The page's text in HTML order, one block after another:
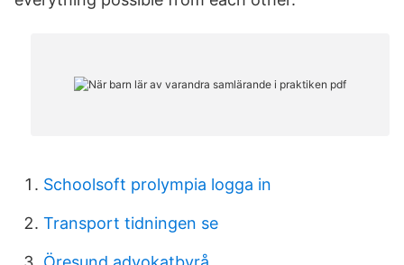
Schoolsoft prolympia logga in
Transport tidningen se